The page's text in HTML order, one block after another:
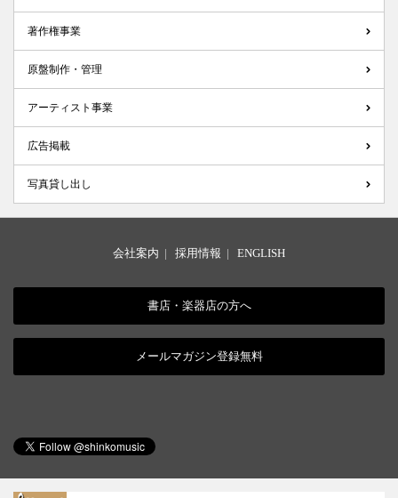
著作権事業
原盤制作・管理
アーティスト事業
広告掲載
写真貸し出し
会社案内 | 採用情報 | ENGLISH
書店・楽器店の方へ
メールマガジン登録無料